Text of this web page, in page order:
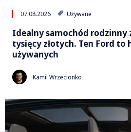
07.08.2026 Używane
Idealny samochód rodzinny
tysięcy złotych. Ten Ford to
używanych
Kamil Wrzecionko